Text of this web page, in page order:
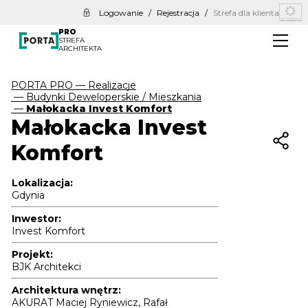
Logowanie / Rejestracja / Strefa dla klienta
PRO
STREFA
ARCHITEKTA
Tekstury
Katalogi
Certyfikaty
Poradniki
Produkty
Nowości produktowe
Rozwiązania Inwestycyjne
Budynek deweloperski / mieszkanie
Dom
Szkoła
Sąd
Teatr
Restauracja
Hotel / Akademik / Pensjonat / DPS
Budynek biurowy
Hala magazynowa
PORTA PRO — Realizacje
— Budynki Deweloperskie / Mieszkania
— Małokacka Invest Komfort
Małokacka Invest
Komfort
Lokalizacja:
Gdynia
Inwestor:
Invest Komfort
Projekt:
BJK Architekci
Architektura wnętrz:
AKURAT Maciej Ryniewicz, Rafał